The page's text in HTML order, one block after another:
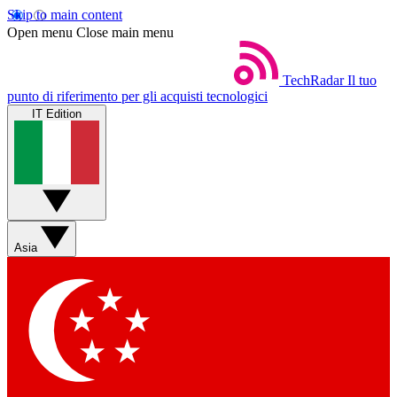
Skip to main content
Open menu Close main menu
TechRadar Il tuo
punto di riferimento per gli acquisti tecnologici
IT Edition
Asia